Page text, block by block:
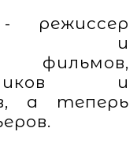
режиссер
и
фильмов,
и
а теперь